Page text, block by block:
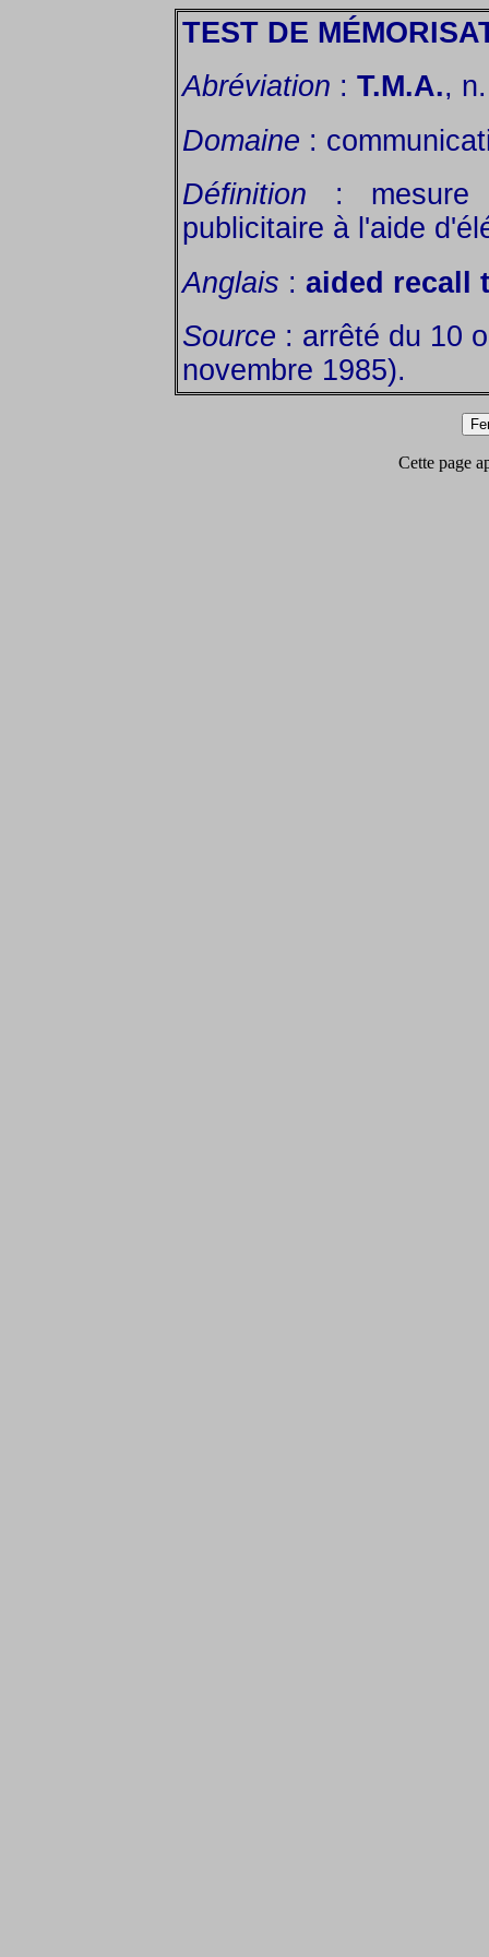
TEST DE
Abréviation : T.M.A.,
Domaine :
Définition : mesure
publicitaire à l'aide
Anglais : aided recall
Source : arrêté du 10
novembre 1985).
Cette page